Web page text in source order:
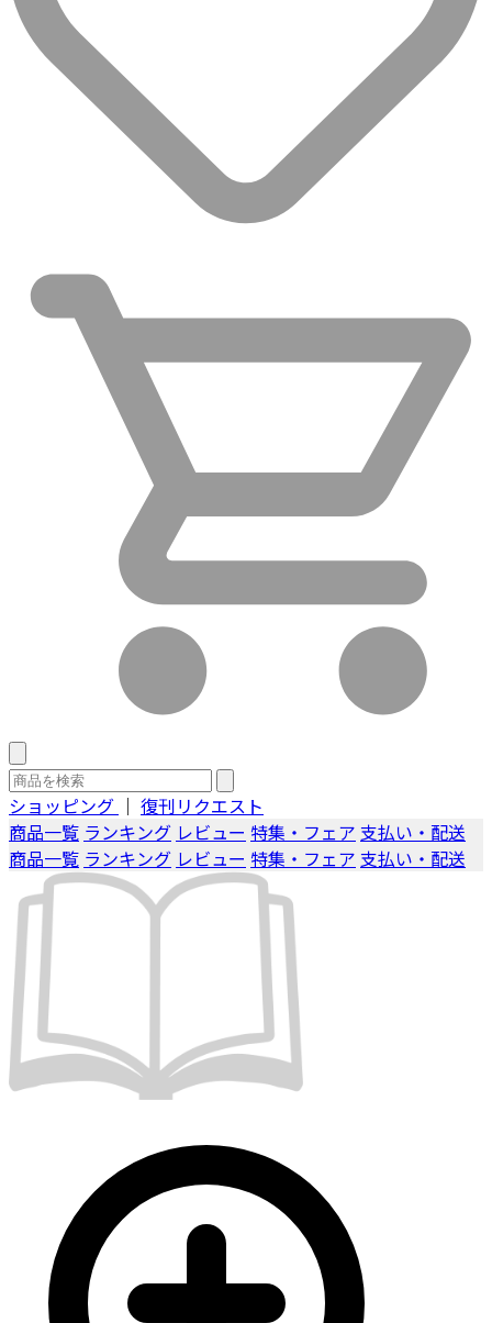
ショッピング ｜ 復刊リクエスト
商品一覧 ランキング レビュー 特集・フェア 支払い・配送
商品一覧 ランキング レビュー 特集・フェア 支払い・配送